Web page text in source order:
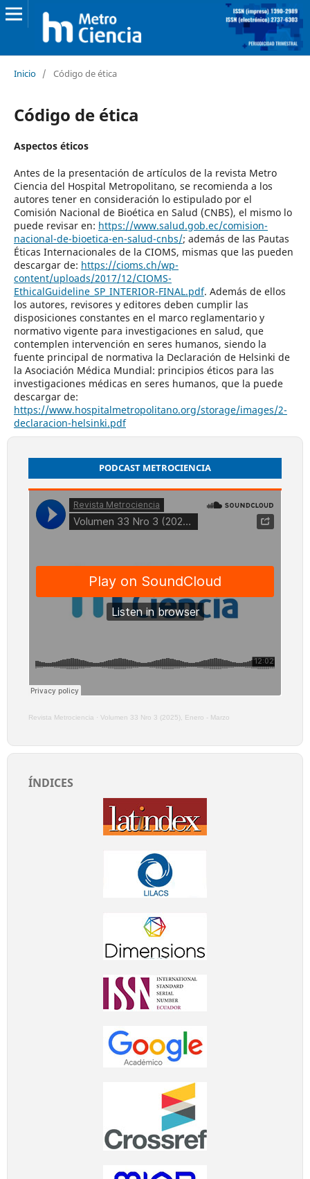
Inicio / Código de ética
Código de ética
Aspectos éticos
Antes de la presentación de artículos de la revista Metro
Ciencia del Hospital Metropolitano, se recomienda a los
autores tener en consideración lo estipulado por el
Comisión Nacional de Bioética en Salud (CNBS), el mismo lo
puede revisar en: https://www.salud.gob.ec/comision-
nacional-de-bioetica-en-salud-cnbs/; además de las Pautas
Éticas Internacionales de la CIOMS, mismas que las pueden
descargar de: https://cioms.ch/wp-
content/uploads/2017/12/CIOMS-
EthicalGuideline_SP_INTERIOR-FINAL.pdf. Además de ellos
los autores, revisores y editores deben cumplir las
disposiciones constantes en el marco reglamentario y
normativo vigente para investigaciones en salud, que
contemplen intervención en seres humanos, siendo la
fuente principal de normativa la Declaración de Helsinki de
la Asociación Médica Mundial: principios éticos para las
investigaciones médicas en seres humanos, que la puede
descargar de:
https://www.hospitalmetropolitano.org/storage/images/2-
declaracion-helsinki.pdf
PODCAST METROCIENCIA
Revista Metrociencia · Volumen 33 Nro 3 (2025), Enero - Marzo
ÍNDICES